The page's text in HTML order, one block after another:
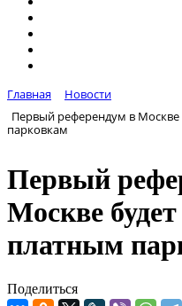
Главная
Новости
Первый референдум в
парковкам
Первый
Москве
платным
Поделиться